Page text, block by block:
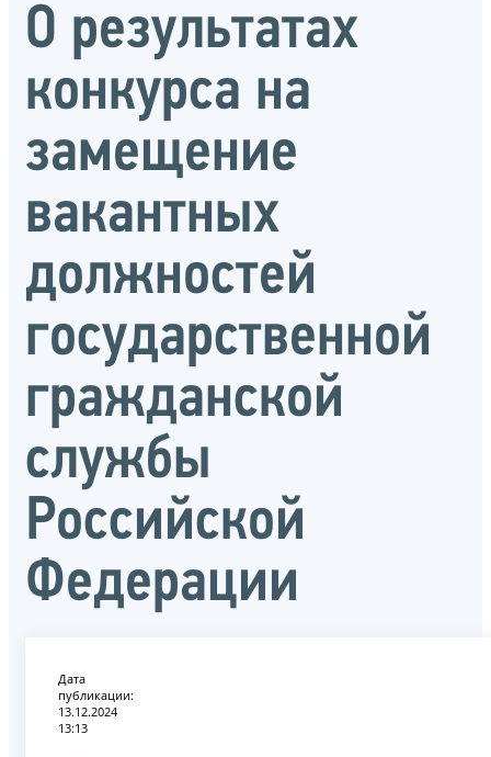
О результатах
конкурса на
замещение
вакантных
должностей
государственной
гражданской
службы
Российской
Федерации
Дата
публикации:
13.12.2024
13:13